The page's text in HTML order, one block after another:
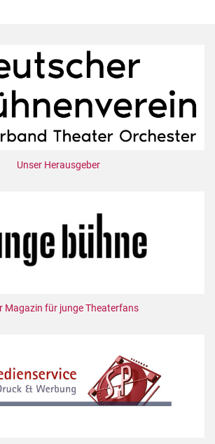
Unser Herausgeber
Magazin für junge Theaterfans